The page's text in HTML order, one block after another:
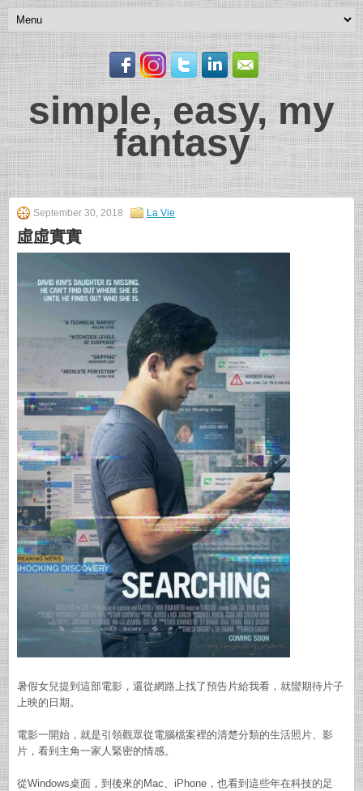
simple, easy, my
fantasy
September 30, 2018 La Vie
虛虛實實
暑假女兒提到這部電影，還從網路上找了預告片給我看，就蠻期待片子
上映的日期。
電影一開始，就是引領觀眾從電腦檔案裡的清楚分類的生活照片、影
片，看到主角一家人緊密的情感。
從Windows桌面，到後來的Mac、iPhone，也看到這些年在科技的足